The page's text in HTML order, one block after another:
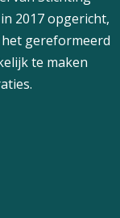
2017 opgericht,
gereformeerd
te maken